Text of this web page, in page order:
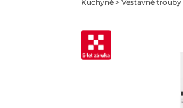
Kuchyně >Vestavné trouby